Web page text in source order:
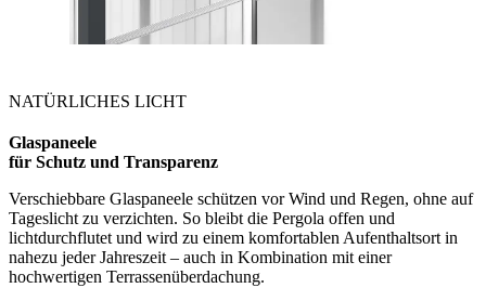
NATÜRLICHES LICHT
Glaspaneele
für Schutz und Transparenz
Verschiebbare Glaspaneele schützen vor Wind und Regen, ohne auf
Tageslicht zu verzichten. So bleibt die Pergola offen und
lichtdurchflutet und wird zu einem komfortablen Aufenthaltsort in
nahezu jeder Jahreszeit – auch in Kombination mit einer
hochwertigen Terrassenüberdachung.